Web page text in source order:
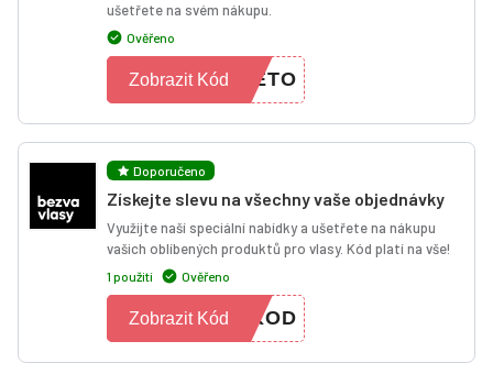
ušetřete na svém nákupu.
Ověřeno
LETO
Zobrazit Kód
Doporučeno
Získejte slevu na všechny vaše objednávky
Využijte naší speciální nabídky a ušetřete na nákupu
vašich oblíbených produktů pro vlasy. Kód platí na vše!
1 použití Ověřeno
AKOD
Zobrazit Kód